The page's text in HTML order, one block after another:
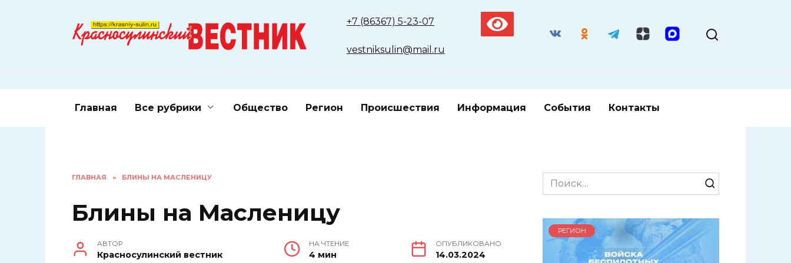
+7 (86367) 5-23-07
vestniksulin@mail.ru
Главная Все рубрики Общество Регион Происшествия Информация События Контакты
ГЛАВНАЯ » БЛИНЫ НА МАСЛЕНИЦУ
Блины на Масленицу
АВТОР
Красносулинский вестник
НА ЧТЕНИЕ
4 мин
ОПУБЛИКОВАНО
14.03.2024
Search
for:
РЕГИОН